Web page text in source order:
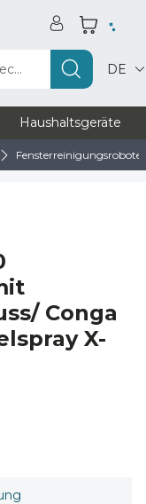
DE
Haushaltsgeräte
Conga
X-